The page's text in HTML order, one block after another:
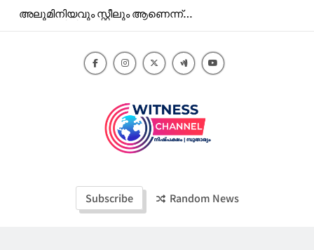
Skipഅലുമിനിയവും സ്റ്റീലും ആണെന്ന്
വഴിയോരക്കച്ചവടം തടഞ്ഞു.
Witness Channel
Subscribe Random News